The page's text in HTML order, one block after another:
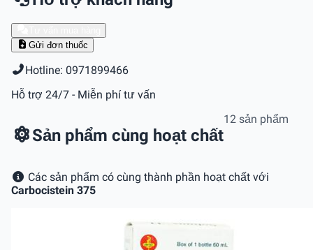
Gửi đơn thuốc
Hotline: 0971899466
Hỗ trợ 24/7 - Miễn phí tư vấn
Sản phẩm cùng hoạt chất
12 sản phẩm
Các sản phẩm có cùng thành phần hoạt chất với
Carbocistein 375